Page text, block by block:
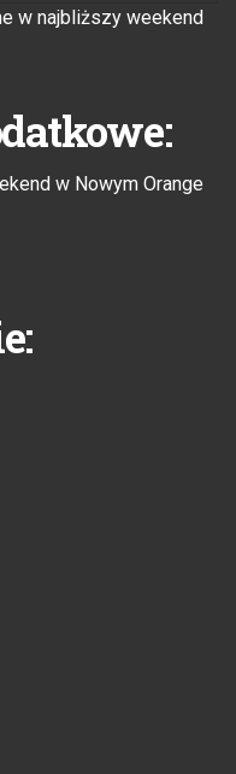
w najbliższy weekend
w Nowym Orange